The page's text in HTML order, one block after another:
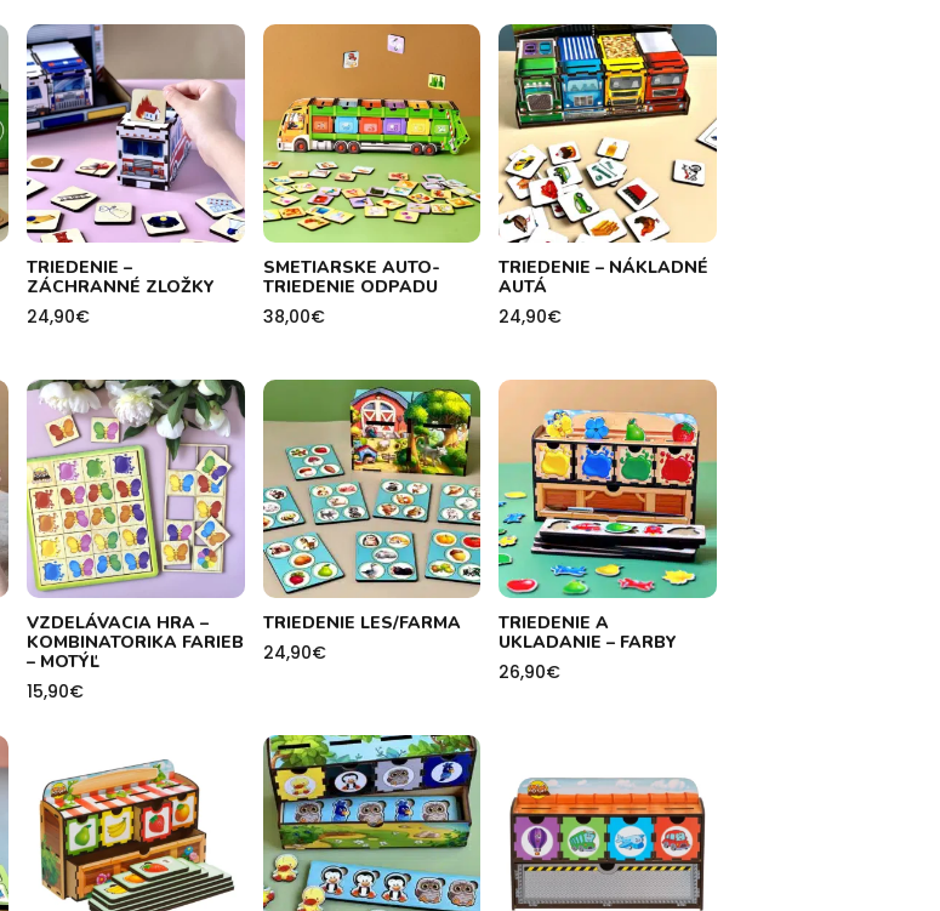
TRIEDENIE –
ZÁCHRANNÉ ZLOŽKY
24,90€
SMETIARSKE AUTO-
TRIEDENIE ODPADU
38,00€
TRIEDENIE – NÁKLADNÉ
AUTÁ
24,90€
VZDELÁVACIA HRA –
KOMBINATORIKA FARIEB
– MOTÝĽ
15,90€
TRIEDENIE LES/FARMA
24,90€
TRIEDENIE A
UKLADANIE – FARBY
26,90€